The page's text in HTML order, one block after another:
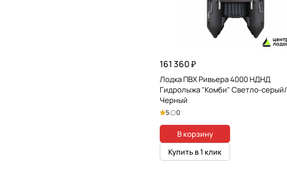
161 360 ₽
Лодка ПВХ Ривьера 4000 НДНД
Гидролыжа "Комби" Светло-серый/
Черный
5 0
В корзину
Купить в 1 клик